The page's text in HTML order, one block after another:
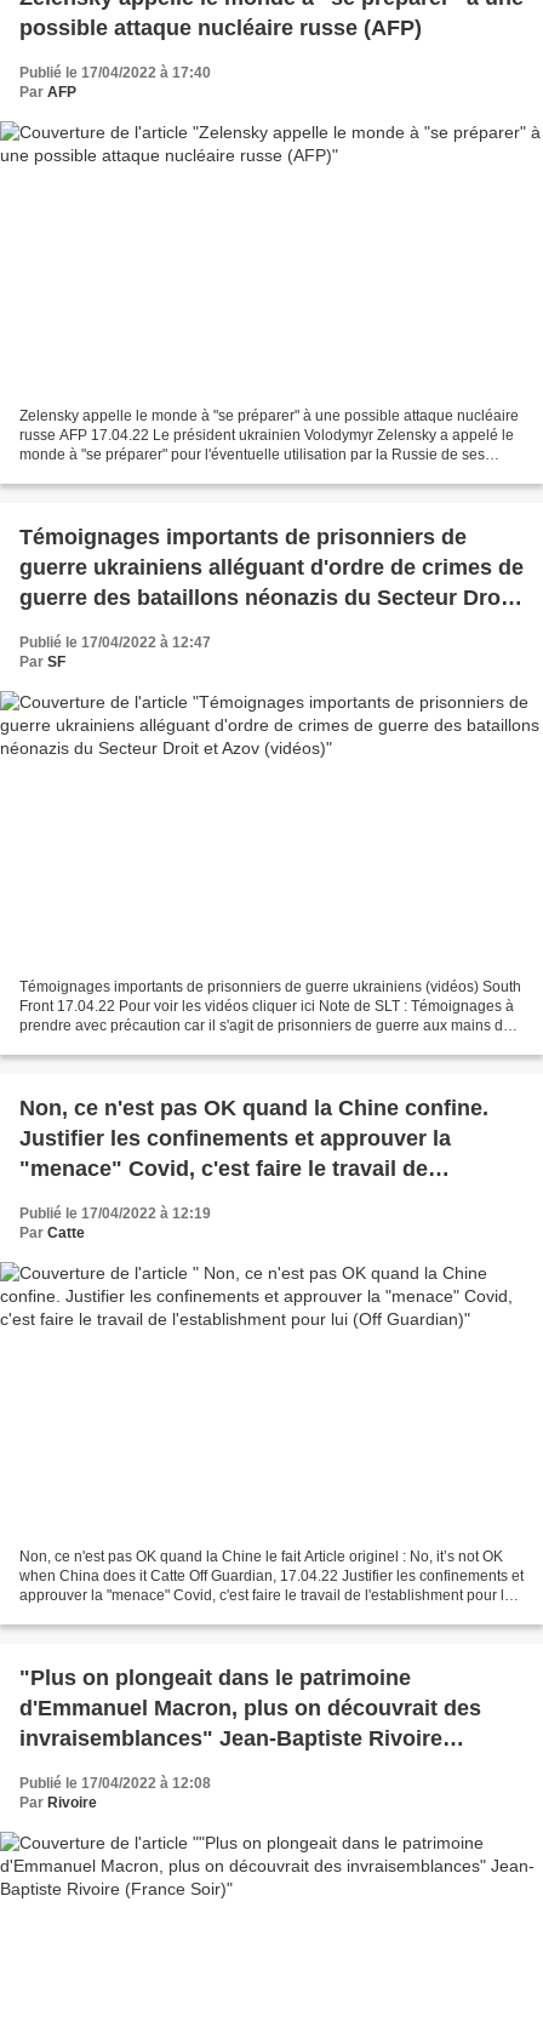
possible attaque nucléaire russe (AFP)
Publié le 17/04/2022 à 17:40
Par AFP
Zelensky appelle le monde à "se préparer" à une possible attaque nucléaire
russe AFP 17.04.22 Le président ukrainien Volodymyr Zelensky a appelé le
monde à "se préparer" pour l'éventuelle utilisation par la Russie de ses
Témoignages importants de prisonniers de
guerre ukrainiens alléguant d'ordre de crimes de
guerre des bataillons néonazis du Secteur Droit
et Azov (vidéos)
Publié le 17/04/2022 à 12:47
Par SF
Témoignages importants de prisonniers de guerre ukrainiens (vidéos) South
Front 17.04.22 Pour voir les vidéos cliquer ici Note de SLT : Témoignages à
prendre avec précaution car il s'agit de prisonniers de guerre aux mains des
Non, ce n'est pas OK quand la Chine confine.
Justifier les confinements et approuver la
"menace" Covid, c'est faire le travail de
Publié le 17/04/2022 à 12:19
Par Catte
Non, ce n'est pas OK quand la Chine le fait Article originel : No, it’s not OK
when China does it Catte Off Guardian, 17.04.22 Justifier les confinements et
approuver la "menace" Covid, c'est faire le travail de l'establishment pour lui.
"Plus on plongeait dans le patrimoine
d'Emmanuel Macron, plus on découvrait des
invraisemblances" Jean-Baptiste Rivoire
(France Soir)
Publié le 17/04/2022 à 12:08
Par Rivoire